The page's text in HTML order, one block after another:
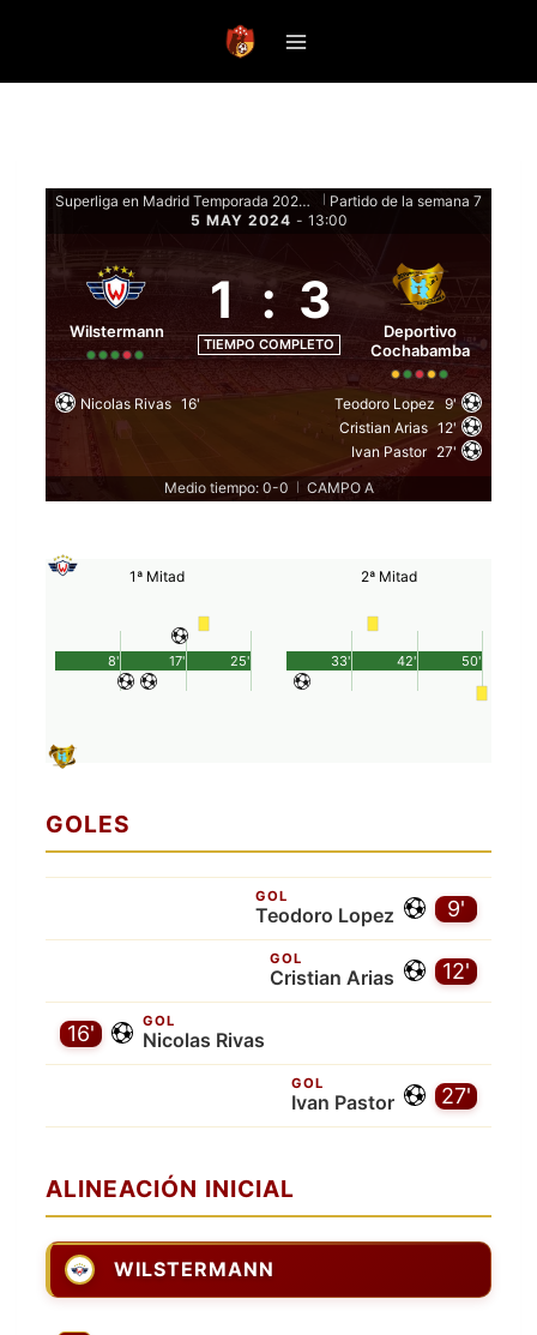
Superliga en Madrid Temporada 2024 - Fase de grupos
Partido de la semana 7
5 MAY 2024 - 13:00
Wilstermann
1 : 3
TIEMPO COMPLETO
Deportivo
Cochabamba
Nicolas Rivas 16' Teodoro Lopez 9'
Cristian Arias 12'
Ivan Pastor 27'
Medio tiempo: 0-0
CAMPO A
1ª Mitad
25'
8' 17'
2ª Mitad
50'
33' 42'
GOLES
9'
GOL
Teodoro Lopez
12'
GOL
Cristian Arias
GOL
Nicolas Rivas
16'
27'
GOL
Ivan Pastor
ALINEACIÓN INICIAL
WILSTERMANN